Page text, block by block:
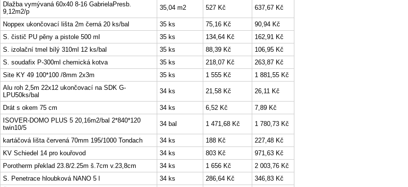
Dlažba vymývaná 60x40 8-16 GabrielaPresb.
9,12m2/p
35,04 m2 527 Kč 637,67 Kč
Noppex ukončovací lišta 2m černá 20 ks/bal 35 ks 75,16 Kč
90,94 Kč
S. čistič PU pěny a pistole 500 ml 35 ks 134,64 Kč
162,91 Kč
S. izolační tmel bílý 310ml 12 ks/bal 35 ks 88,39 Kč
106,95 Kč
S. soudafix P-300ml chemická kotva 35 ks 218,07 Kč
263,87 Kč
Site KY 49 100*100 /8mm 2x3m 35 ks 1 555 Kč 1 881,55 Kč
Alu roh 2,5m 22x12 ukončovací na SDK G-
LPU50ks/bal
34 ks 21,58 Kč 26,11 Kč
Drát s okem 75 cm 34 ks 6,52 Kč 7,89 Kč
ISOVER-DOMO PLUS 5 20,16m2/bal 2*840*120
twin10/5
34 bal 1 471,68 Kč 1 780,73 Kč
kartáčová lišta červená 70mm 195/1000 Tondach 34 ks 188 Kč
227,48 Kč
KV Schiedel 14 pro kouřovod 34 ks 803 Kč
971,63 Kč
Porotherm překlad 23.8/2.25m š.7cm v.23,8cm 34 ks 1 656 Kč
2 003,76 Kč
S. Penetrace hloubková NANO 5 l 34 ks 286,64 Kč
346,83 Kč